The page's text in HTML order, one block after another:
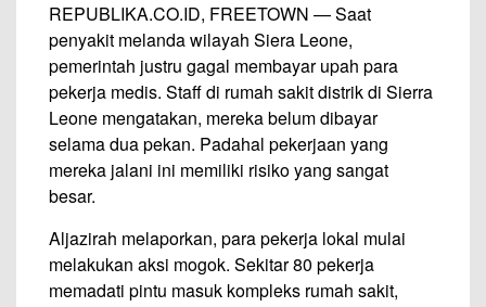
REPUBLIKA.CO.ID, FREETOWN — Saat
penyakit melanda wilayah Siera Leone,
pemerintah justru gagal membayar upah para
pekerja medis. Staff di rumah sakit distrik di Sierra
Leone mengatakan, mereka belum dibayar
selama dua pekan. Padahal pekerjaan yang
mereka jalani ini memiliki risiko yang sangat
besar.
Aljazirah melaporkan, para pekerja lokal mulai
melakukan aksi mogok. Sekitar 80 pekerja
memadati pintu masuk kompleks rumah sakit,